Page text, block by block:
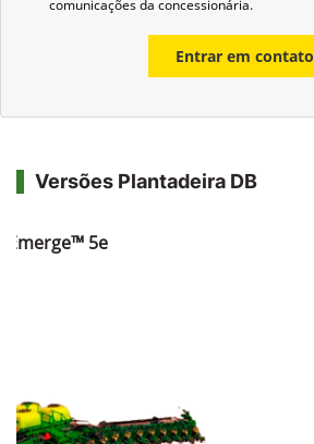
comunicações da concessionária.
Entrar em contato
Versões Plantadeira DB
5e